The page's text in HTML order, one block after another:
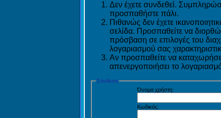
Δεν έχετε συνδεθεί.
προσπαθήστε πάλι.
Πιθανώς δεν έχετε
σελίδα. Προσπαθείτε να
πρόσβαση σε επιλογές του
λογαριασμού σας
Αν προσπαθείτε να
απενεργοποιήσει το
Σύνδεση
Όνομα χρήστη:
Κωδικός: